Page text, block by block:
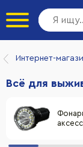
Интернет-
Всё для